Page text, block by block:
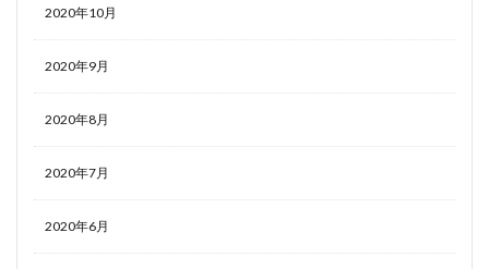
2020年10月
2020年9月
2020年8月
2020年7月
2020年6月